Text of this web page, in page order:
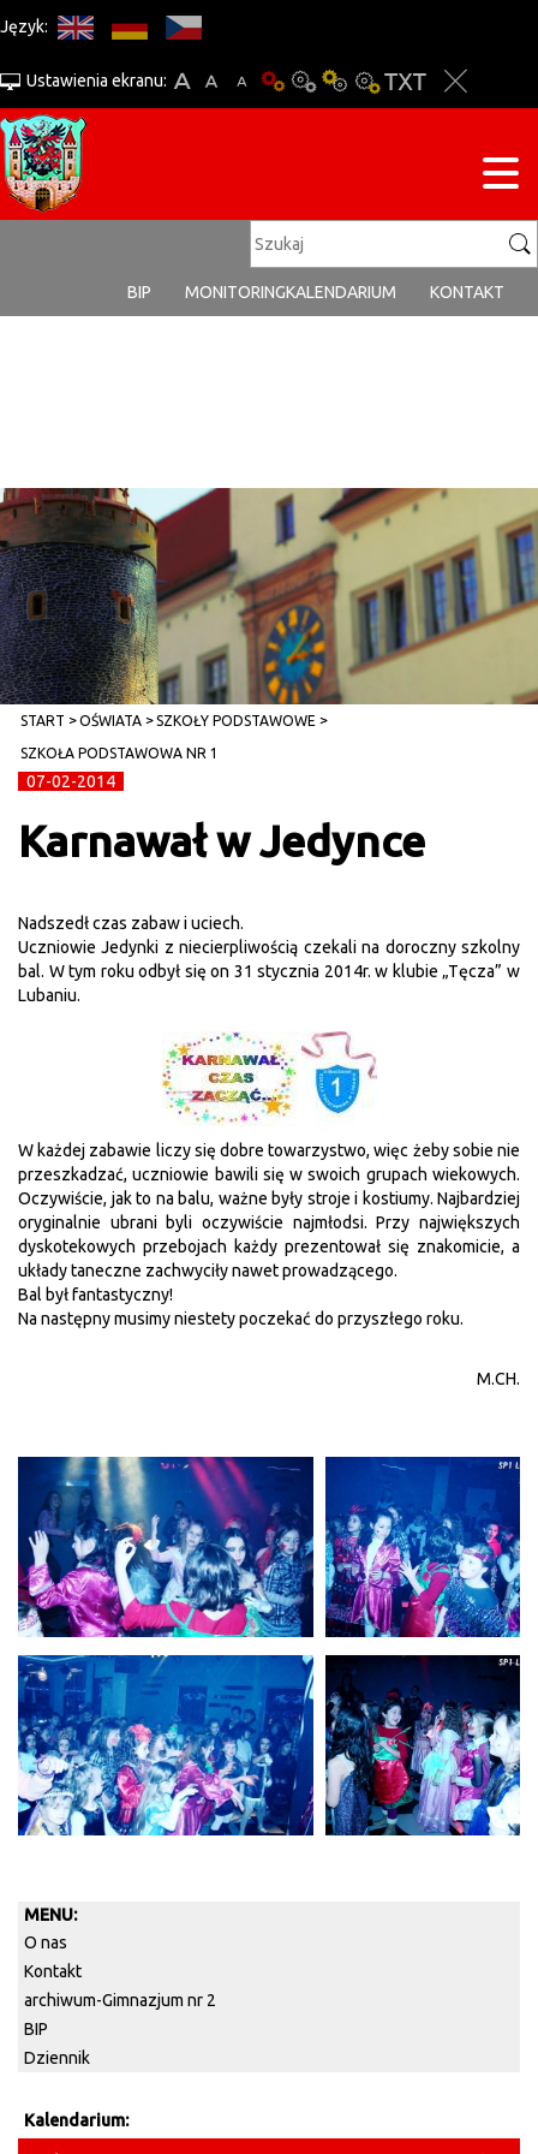
Język:
Ustawienia ekranu:
BIP MONITORINGKALENDARIUM KONTAKT
START OŚWIATA SZKOŁY PODSTAWOWE
SZKOŁA PODSTAWOWA NR 1
07-02-2014
Karnawał w Jedynce
Nadszedł czas zabaw i uciech.
Uczniowie Jedynki z niecierpliwością czekali na doroczny szkolny
bal. W tym roku odbył się on 31 stycznia 2014r. w klubie „Tęcza” w
Lubaniu.
W każdej zabawie liczy się dobre towarzystwo, więc żeby sobie nie
przeszkadzać, uczniowie bawili się w swoich grupach wiekowych.
Oczywiście, jak to na balu, ważne były stroje i kostiumy. Najbardziej
oryginalnie ubrani byli oczywiście najmłodsi. Przy największych
dyskotekowych przebojach każdy prezentował się znakomicie, a
układy taneczne zachwyciły nawet prowadzącego.
Bal był fantastyczny!
Na następny musimy niestety poczekać do przyszłego roku.
M.CH.
MENU:
O nas
Kontakt
archiwum-Gimnazjum nr 2
BIP
Dziennik
Kalendarium: